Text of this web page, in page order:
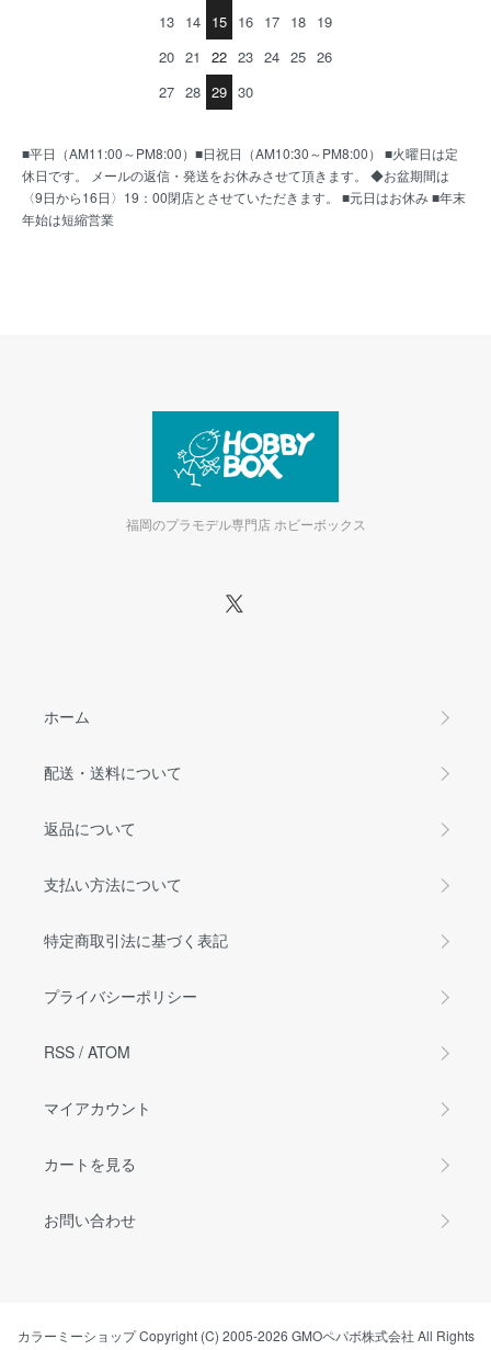
13 14 15 16 17 18 19
20 21 22 23 24 25 26
27 28 29 30
■平日（AM11:00～PM8:00）■日祝日（AM10:30～PM8:00） ■火曜日は定
休日です。 メールの返信・発送をお休みさせて頂きます。 ◆お盆期間は
〈9日から16日〉19：00閉店とさせていただきます。 ■元日はお休み ■年末
年始は短縮営業
福岡のプラモデル専門店 ホビーボックス
ホーム
配送・送料について
返品について
支払い方法について
特定商取引法に基づく表記
プライバシーポリシー
RSS / ATOM
マイアカウント
カートを見る
お問い合わせ
カラーミーショップCopyright (C) 2005-2026 GMOペパボ株式会社 All Rights